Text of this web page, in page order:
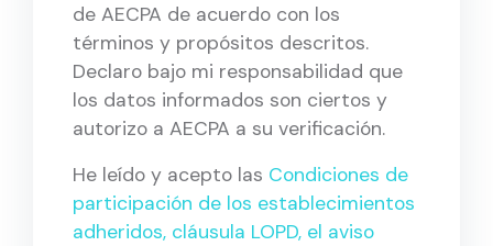
de AECPA de acuerdo con los
términos y propósitos descritos.
Declaro bajo mi responsabilidad que
los datos informados son ciertos y
autorizo a AECPA a su verificación.
He leído y acepto las Condiciones de
participación de los establecimientos
adheridos, cláusula LOPD, el aviso